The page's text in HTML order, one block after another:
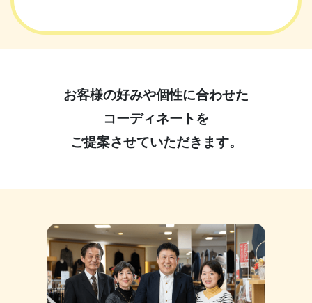
お客様の好みや個性に合わせた
コーディネートを
ご提案させていただきます。